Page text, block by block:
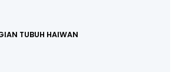
TUBUH HAIWAN